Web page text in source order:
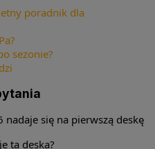
poradnik dla
sezonie?
nadaje się na pierwszą deskę
ta deska?